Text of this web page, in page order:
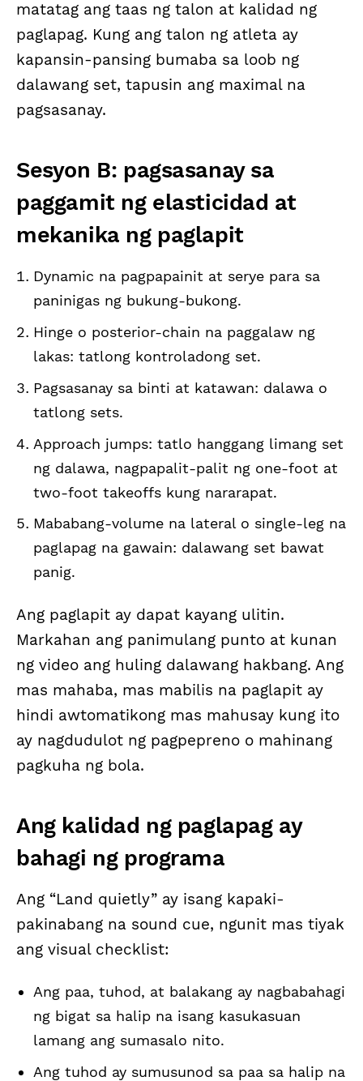
matatag ang taas ng talon at kalidad ng
paglapag. Kung ang talon ng atleta ay
kapansin-pansing bumaba sa loob ng
dalawang set, tapusin ang maximal na
pagsasanay.
Sesyon B: pagsasanay sa
paggamit ng elasticidad at
mekanika ng paglapit
Dynamic na pagpapainit at serye para sa
paninigas ng bukung-bukong.
Hinge o posterior-chain na paggalaw ng
lakas: tatlong kontroladong set.
Pagsasanay sa binti at katawan: dalawa o
tatlong sets.
Approach jumps: tatlo hanggang limang set
ng dalawa, nagpapalit-palit ng one-foot at
two-foot takeoffs kung nararapat.
Mababang-volume na lateral o single-leg na
paglapag na gawain: dalawang set bawat
panig.
Ang paglapit ay dapat kayang ulitin.
Markahan ang panimulang punto at kunan
ng video ang huling dalawang hakbang. Ang
mas mahaba, mas mabilis na paglapit ay
hindi awtomatikong mas mahusay kung ito
ay nagdudulot ng pagpepreno o mahinang
pagkuha ng bola.
Ang kalidad ng paglapag ay
bahagi ng programa
Ang “Land quietly” ay isang kapaki-
pakinabang na sound cue, ngunit mas tiyak
ang visual checklist:
Ang paa, tuhod, at balakang ay nagbabahagi
ng bigat sa halip na isang kasukasuan
lamang ang sumasalo nito.
Ang tuhod ay sumusunod sa paa sa halip na